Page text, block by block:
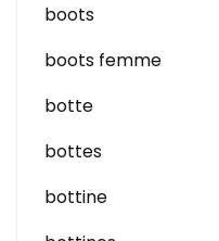
boots
boots femme
botte
bottes
bottine